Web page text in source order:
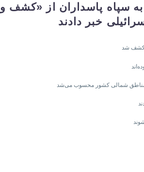
سپاه پاسداران از «کشف